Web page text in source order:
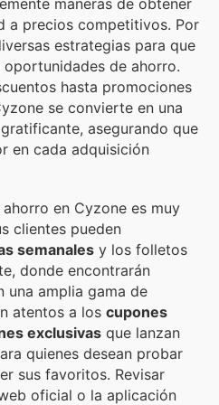
a precios competitivos. Por
estrategias para que
de ahorro.
hasta promociones
se convierte en una
asegurando que
en cada adquisición
en Cyzone es muy
clientes pueden
semanales y los folletos
donde encontrarán
una amplia gama de
atentos a los cupones
exclusivas que lanzan
quienes desean probar
sus favoritos. Revisar
oficial o la aplicación